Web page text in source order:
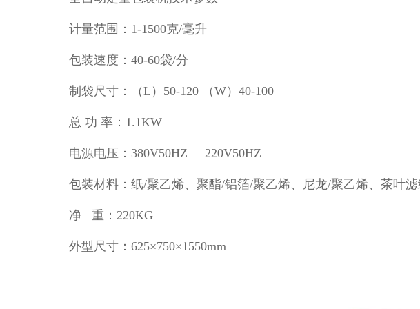
计量范围：1-1500克/毫升
包装速度：40-60袋/分
制袋尺寸：（L）50-120 （W）40-100
总 功 率：1.1KW
电源电压：380V50HZ 220V50HZ
包装材料：纸/聚乙烯、聚酯/铝箔/聚乙烯、尼龙/聚乙烯、茶叶
净 重：220KG
外型尺寸：625×750×1550mm